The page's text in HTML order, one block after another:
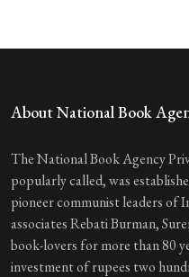
About National Book
The National Book Agency
popularly called, was
pioneer communist leaders of
associates Rebati Burman,
book-lovers for more than 80
investment of rupees two